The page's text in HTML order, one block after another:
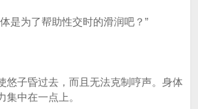
为了帮助性交时的滑润吧？”
子昏过去，而且无法克制哼声。身体
集中在一点上。